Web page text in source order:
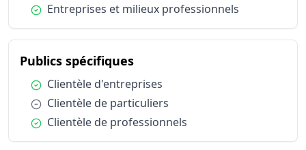
Condition :
Entreprises et milieux professionnels
Publics spécifiquesdu métier Responsable
Condition :
Clientèle d'entreprises
Condition :
Clientèle de particuliers
Condition :
Clientèle de professionnels